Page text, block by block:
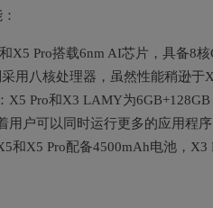
X5 Pro搭载6nm AI芯片，具备8
用八核处理器，虽然性能稍逊于
X5 Pro和X3 LAMY为
用户可以同时运行更多的应用程
和X5 Pro配备4500mAh电池，